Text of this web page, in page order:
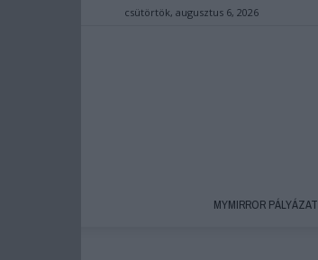
csütörtök, augusztus 6, 2026
MYMIRROR PÁLYÁZAT